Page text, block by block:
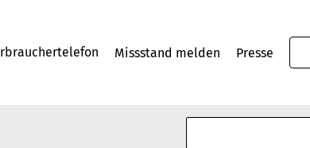
Missstand melden Presse